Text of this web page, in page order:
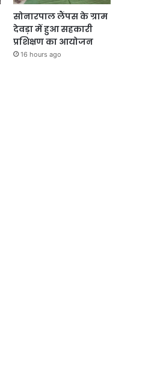
सोनारपाल लैंपस के ग्राम
देवड़ा में हुआ सहकारी
प्रशिक्षण का आयोजन
16 hours ago